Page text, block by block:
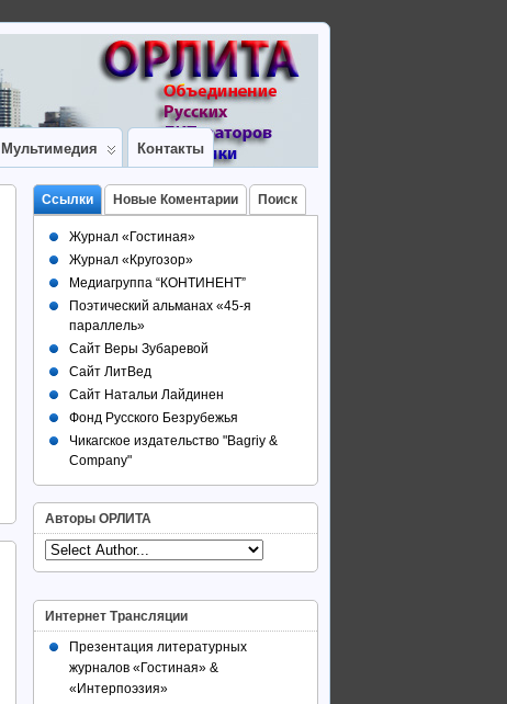
Мультимедия Контакты
Ссылки Новые Коментарии Поиск
Журнал «Гостиная»
Журнал «Кругозор»
Медиагруппа “КОНТИНЕНТ”
Поэтический альманах «45-я
параллель»
Сайт Веры Зубаревой
Сайт ЛитВед
Сайт Натальи Лайдинен
Фонд Русского Безрубежья
Чикагское издательство "Bagriy &
Company"
Авторы ОРЛИТА
Интернет Трансляции
Презентация литературных
журналов «Гостиная» &
«Интерпоэзия»